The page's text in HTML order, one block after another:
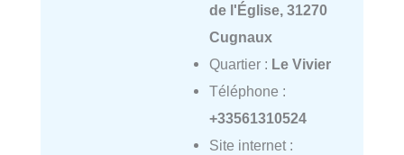
de l'Église, 31270
Cugnaux
Quartier : Le Vivier
Téléphone :
+33561310524
Site internet :